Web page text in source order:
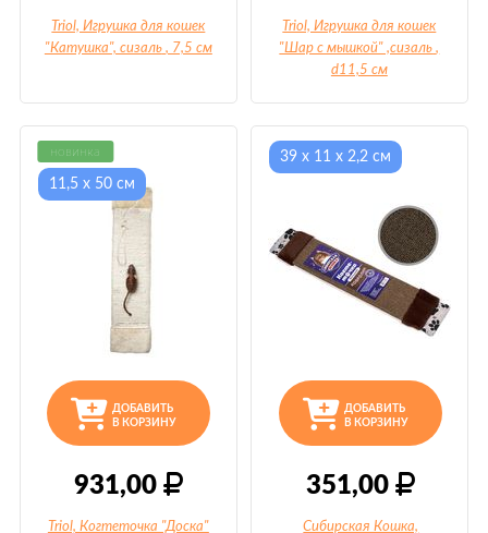
Triol, Игрушка для кошек
"Катушка", сизаль , 7,5 см
Triol, Игрушка для кошек
"Шар с мышкой" ,сизаль ,
d11,5 см
новинка
ДОБАВИТЬ
В КОРЗИНУ
931,00
11,5 х 50 см
Triol, Когтеточка "Доска"
ДОБАВИТЬ
В КОРЗИНУ
351,00
39 х 11 х 2,2 см
Сибирская Кошка,